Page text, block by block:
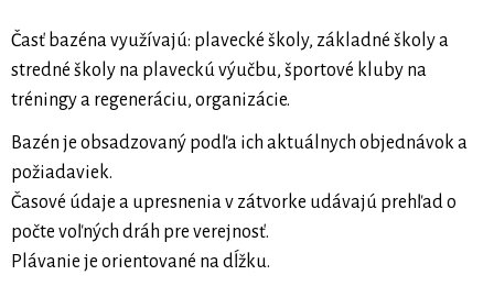
Časť bazéna využívajú: plavecké školy, základné školy a
stredné školy na plaveckú výučbu, športové kluby na
tréningy a regeneráciu, organizácie.
Bazén je obsadzovaný podľa ich aktuálnych objednávok a
požiadaviek.
Časové údaje a upresnenia v zátvorke udávajú prehľad o
počte voľných dráh pre verejnosť.
Plávanie je orientované na dĺžku.